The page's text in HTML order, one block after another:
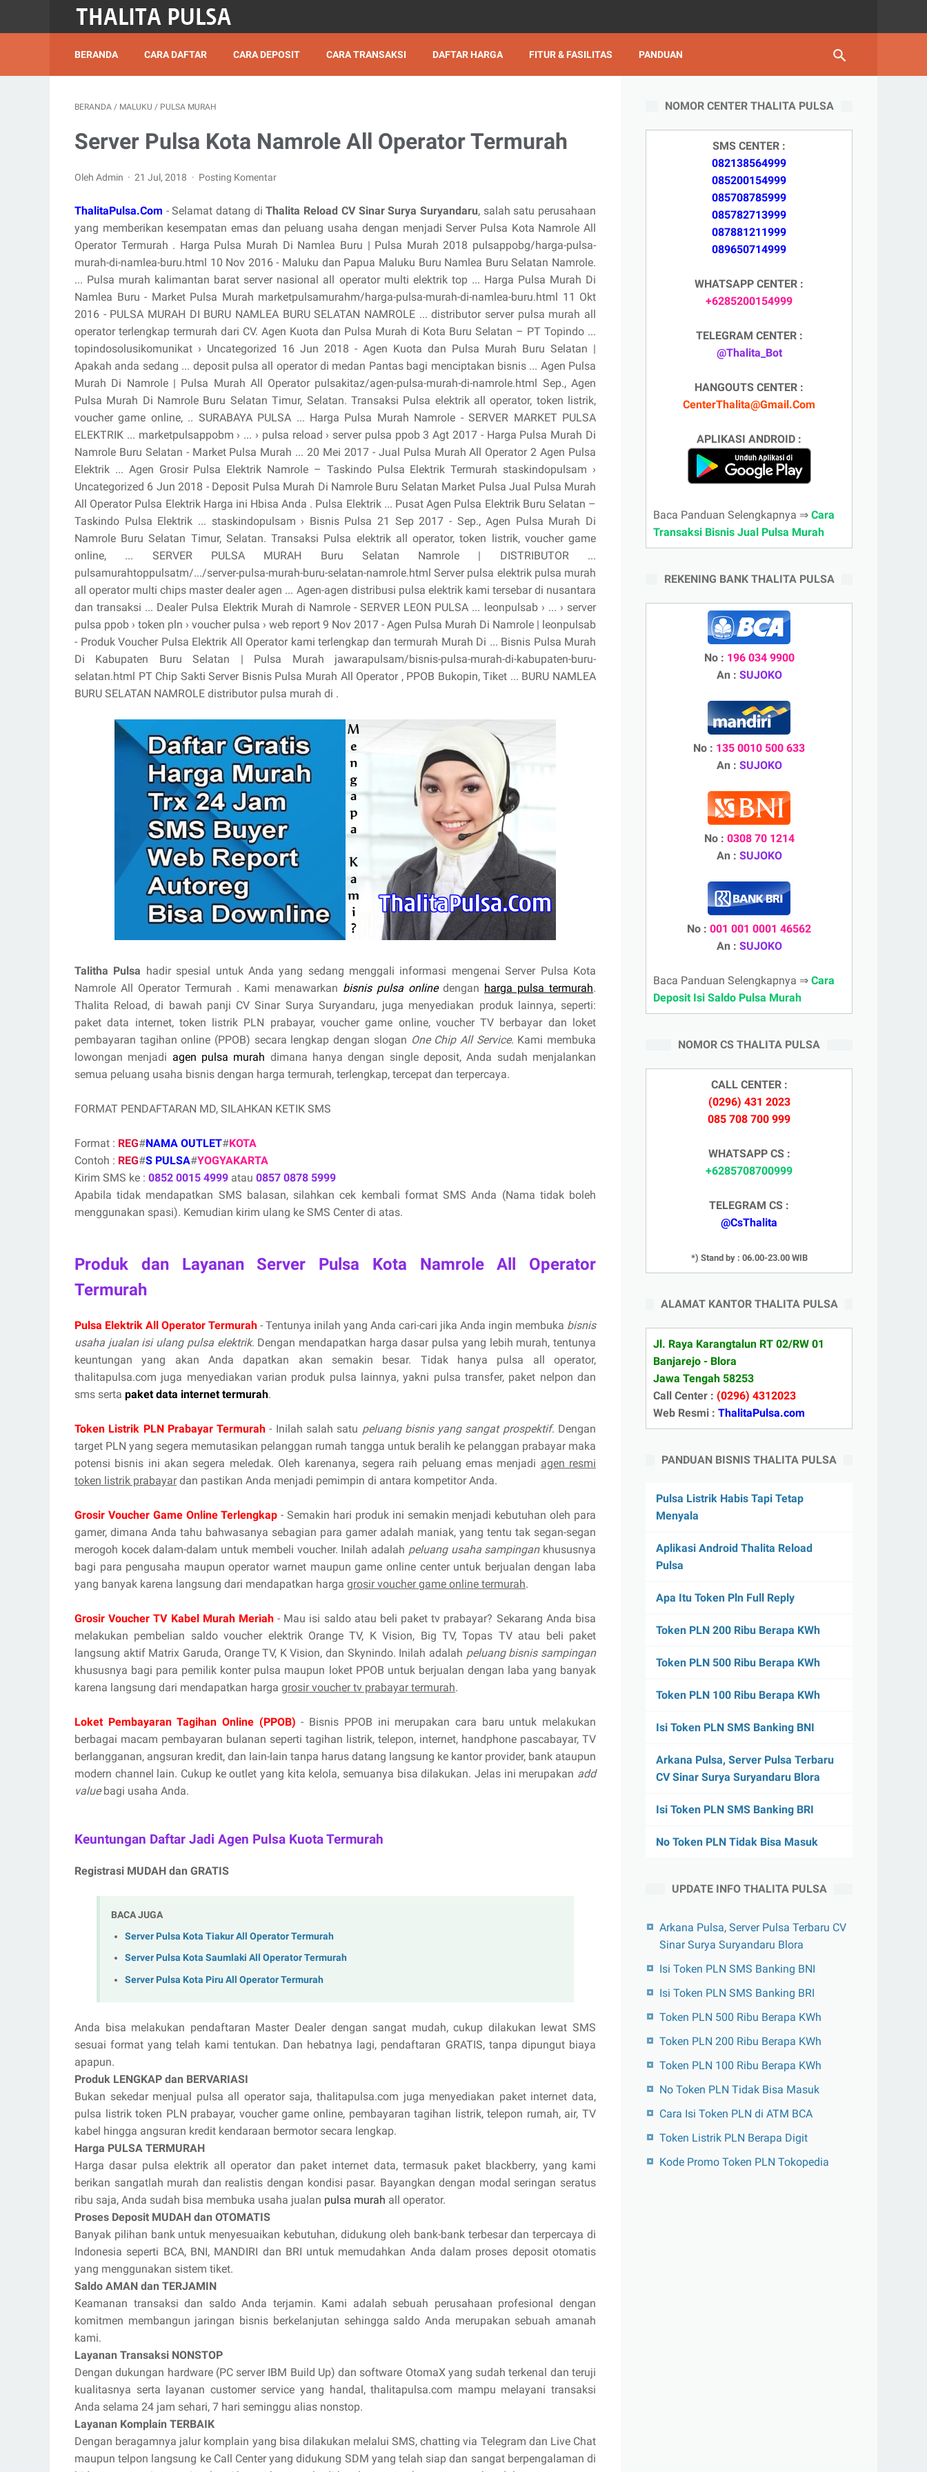
BERANDA CARA DAFTAR CARA DEPOSIT CARA TRANSAKSI DAFTAR HARGA FITUR & FASILITAS PANDUAN
BERANDA / MALUKU / PULSA MURAH
Server Pulsa Kota Namrole All Operator Termurah
Oleh Admin 21 Jul, 2018 Posting Komentar
ThalitaPulsa.Com - Selamat datang diThalita Reload CV Sinar Surya Suryandaru, salah satu perusahaan
yang memberikan kesempatan emas dan peluang usaha dengan menjadi Server Pulsa Kota Namrole All
Operator Termurah . Harga Pulsa Murah Di Namlea Buru | Pulsa Murah 2018 pulsappobg/harga-pulsa-
murah-di-namlea-buru.html 10 Nov 2016 - Maluku dan Papua Maluku Buru Namlea Buru Selatan Namrole.
... Pulsa murah kalimantan barat server nasional all operator multi elektrik top ... Harga Pulsa Murah Di
Namlea Buru - Market Pulsa Murah marketpulsamurahm/harga-pulsa-murah-di-namlea-buru.html 11 Okt
2016 - PULSA MURAH DI BURU NAMLEA BURU SELATAN NAMROLE ... distributor server pulsa murah all
operator terlengkap termurah dari CV. Agen Kuota dan Pulsa Murah di Kota Buru Selatan – PT Topindo ...
topindosolusikomunikat › Uncategorized 16 Jun 2018 - Agen Kuota dan Pulsa Murah Buru Selatan |
Apakah anda sedang ... deposit pulsa all operator di medan Pantas bagi menciptakan bisnis ... Agen Pulsa
Murah Di Namrole | Pulsa Murah All Operator pulsakitaz/agen-pulsa-murah-di-namrole.html Sep., Agen
Pulsa Murah Di Namrole Buru Selatan Timur, Selatan. Transaksi Pulsa elektrik all operator, token listrik,
voucher game online, .. SURABAYA PULSA ... Harga Pulsa Murah Namrole - SERVER MARKET PULSA
ELEKTRIK ... marketpulsappobm › ... › pulsa reload › server pulsa ppob 3 Agt 2017 - Harga Pulsa Murah Di
Namrole Buru Selatan - Market Pulsa Murah ... 20 Mei 2017 - Jual Pulsa Murah All Operator 2 Agen Pulsa
Elektrik ... Agen Grosir Pulsa Elektrik Namrole – Taskindo Pulsa Elektrik Termurah staskindopulsam ›
Uncategorized 6 Jun 2018 - Deposit Pulsa Murah Di Namrole Buru Selatan Market Pulsa Jual Pulsa Murah
All Operator Pulsa Elektrik Harga ini Hbisa Anda . Pulsa Elektrik ... Pusat Agen Pulsa Elektrik Buru Selatan –
Taskindo Pulsa Elektrik ... staskindopulsam › Bisnis Pulsa 21 Sep 2017 - Sep., Agen Pulsa Murah Di
Namrole Buru Selatan Timur, Selatan. Transaksi Pulsa elektrik all operator, token listrik, voucher game
online, ... SERVER PULSA MURAH Buru Selatan Namrole | DISTRIBUTOR ...
pulsamurahtoppulsatm/.../server-pulsa-murah-buru-selatan-namrole.html Server pulsa elektrik pulsa murah
all operator multi chips master dealer agen ... Agen-agen distribusi pulsa elektrik kami tersebar di nusantara
dan transaksi ... Dealer Pulsa Elektrik Murah di Namrole - SERVER LEON PULSA ... leonpulsab › ... › server
pulsa ppob › token pln › voucher pulsa › web report 9 Nov 2017 - Agen Pulsa Murah Di Namrole | leonpulsab
- Produk Voucher Pulsa Elektrik All Operator kami terlengkap dan termurah Murah Di ... Bisnis Pulsa Murah
Di Kabupaten Buru Selatan | Pulsa Murah jawarapulsam/bisnis-pulsa-murah-di-kabupaten-buru-
selatan.html PT Chip Sakti Server Bisnis Pulsa Murah All Operator , PPOB Bukopin, Tiket ... BURU NAMLEA
BURU SELATAN NAMROLE distributor pulsa murah di .
Talitha Pulsa hadir spesial untuk Anda yang sedang menggali informasi mengenai Server Pulsa Kota
Namrole All Operator Termurah . Kami menawarkan bisnis pulsa onlinedengan harga pulsa termurah.
Thalita Reload, di bawah panji CV Sinar Surya Suryandaru, juga menyediakan produk lainnya, seperti:
paket data internet, token listrik PLN prabayar, voucher game online, voucher TV berbayar dan loket
pembayaran tagihan online (PPOB) secara lengkap dengan slogan One Chip All Service. Kami membuka
lowongan menjadi agen pulsa murah dimana hanya dengan single deposit, Anda sudah menjalankan
semua peluang usaha bisnis dengan harga termurah, terlengkap, tercepat dan terpercaya.
FORMAT PENDAFTARAN MD, SILAHKAN KETIK SMS
Format : REG#NAMA OUTLET#KOTA
Contoh : REG#S PULSA#YOGYAKARTA
Kirim SMS ke : 0852 0015 4999 atau 0857 0878 5999
Apabila tidak mendapatkan SMS balasan, silahkan cek kembali format SMS Anda (Nama tidak boleh
menggunakan spasi). Kemudian kirim ulang ke SMS Center di atas.
Produk dan Layanan Server Pulsa Kota Namrole All Operator
Termurah
Pulsa Elektrik All Operator Termurah - Tentunya inilah yang Anda cari-cari jika Anda ingin membuka bisnis
usaha jualan isi ulang pulsa elektrik. Dengan mendapatkan harga dasar pulsa yang lebih murah, tentunya
keuntungan yang akan Anda dapatkan akan semakin besar. Tidak hanya pulsa all operator,
thalitapulsa.com juga menyediakan varian produk pulsa lainnya, yakni pulsa transfer, paket nelpon dan
sms serta paket data internet termurah.
Token Listrik PLN Prabayar Termurah - Inilah salah satu peluang bisnis yang sangat prospektif. Dengan
target PLN yang segera memutasikan pelanggan rumah tangga untuk beralih ke pelanggan prabayar maka
potensi bisnis ini akan segera meledak. Oleh karenanya, segera raih peluang emas menjadi agen resmi
token listrik prabayardan pastikan Anda menjadi pemimpin di antara kompetitor Anda.
Grosir Voucher Game Online Terlengkap - Semakin hari produk ini semakin menjadi kebutuhan oleh para
gamer, dimana Anda tahu bahwasanya sebagian para gamer adalah maniak, yang tentu tak segan-segan
merogoh kocek dalam-dalam untuk membeli voucher. Inilah adalah peluang usaha sampingankhususnya
bagi para pengusaha maupun operator warnet maupun game online center untuk berjualan dengan laba
yang banyak karena langsung dari mendapatkan harga grosir voucher game online termurah.
Grosir Voucher TV Kabel Murah Meriah- Mau isi saldo atau beli paket tv prabayar? Sekarang Anda bisa
melakukan pembelian saldo voucher elektrik Orange TV, K Vision, Big TV, Topas TV atau beli paket
langsung aktif Matrix Garuda, Orange TV, K Vision, dan Skynindo. Inilah adalah peluang bisnis sampingan
khususnya bagi para pemilik konter pulsa maupun loket PPOB untuk berjualan dengan laba yang banyak
karena langsung dari mendapatkan harga grosir voucher tv prabayar termurah.
Loket Pembayaran Tagihan Online (PPOB) - Bisnis PPOB ini merupakan cara baru untuk melakukan
berbagai macam pembayaran bulanan seperti tagihan listrik, telepon, internet, handphone pascabayar, TV
berlangganan, angsuran kredit, dan lain-lain tanpa harus datang langsung ke kantor provider, bank ataupun
modern channel lain. Cukup ke outlet yang kita kelola, semuanya bisa dilakukan. Jelas ini merupakan add
valuebagi usaha Anda.
Keuntungan Daftar Jadi Agen Pulsa Kuota Termurah
Registrasi MUDAH dan GRATIS
BACA JUGA
Server Pulsa Kota Tiakur All Operator Termurah
Server Pulsa Kota Saumlaki All Operator Termurah
Server Pulsa Kota Piru All Operator Termurah
Anda bisa melakukan pendaftaran Master Dealer dengan sangat mudah, cukup dilakukan lewat SMS
sesuai format yang telah kami tentukan. Dan hebatnya lagi, pendaftaran GRATIS, tanpa dipungut biaya
apapun.
Produk LENGKAP dan BERVARIASI
Bukan sekedar menjual pulsa all operator saja, thalitapulsa.com juga menyediakan paket internet data,
pulsa listrik token PLN prabayar, voucher game online, pembayaran tagihan listrik, telepon rumah, air, TV
kabel hingga angsuran kredit kendaraan bermotor secara lengkap.
Harga PULSA TERMURAH
Harga dasar pulsa elektrik all operator dan paket internet data, termasuk paket blackberry, yang kami
berikan sangatlah murah dan realistis dengan kondisi pasar. Bayangkan dengan modal seringan seratus
ribu saja, Anda sudah bisa membuka usaha jualan pulsa murah all operator.
Proses Deposit MUDAH dan OTOMATIS
Banyak pilihan bank untuk menyesuaikan kebutuhan, didukung oleh bank-bank terbesar dan terpercaya di
Indonesia seperti BCA, BNI, MANDIRI dan BRI untuk memudahkan Anda dalam proses deposit otomatis
yang menggunakan sistem tiket.
Saldo AMAN dan TERJAMIN
Keamanan transaksi dan saldo Anda terjamin. Kami adalah sebuah perusahaan profesional dengan
komitmen membangun jaringan bisnis berkelanjutan sehingga saldo Anda merupakan sebuah amanah
kami.
Layanan Transaksi NONSTOP
Dengan dukungan hardware (PC server IBM Build Up) dan software OtomaX yang sudah terkenal dan teruji
kualitasnya serta layanan customer service yang handal, thalitapulsa.com mampu melayani transaksi
Anda selama 24 jam sehari, 7 hari seminggu alias nonstop.
Layanan Komplain TERBAIK
Dengan beragamnya jalur komplain yang bisa dilakukan melalui SMS, chatting via Telegram dan Live Chat
maupun telpon langsung ke Call Center yang didukung SDM yang telah siap dan sangat berpengalaman di
NOMOR CENTER THALITA PULSA
SMS CENTER :
082138564999
085200154999
085708785999
085782713999
087881211999
089650714999
WHATSAPP CENTER :
+6285200154999
TELEGRAM CENTER :
@Thalita_Bot
HANGOUTS CENTER :
CenterThalita@Gmail.Com
APLIKASI ANDROID :
Baca Panduan Selengkapnya ⇒ Cara
Transaksi Bisnis Jual Pulsa Murah
REKENING BANK THALITA PULSA
No : 196 034 9900
An : SUJOKO
No : 135 0010 500 633
An : SUJOKO
No : 0308 70 1214
An : SUJOKO
No : 001 001 0001 46562
An : SUJOKO
Baca Panduan Selengkapnya ⇒ Cara
Deposit Isi Saldo Pulsa Murah
NOMOR CS THALITA PULSA
CALL CENTER :
(0296) 431 2023
085 708 700 999
WHATSAPP CS :
+6285708700999
TELEGRAM CS :
@CsThalita
*) Stand by : 06.00-23.00 WIB
ALAMAT KANTOR THALITA PULSA
Jl. Raya Karangtalun RT 02/RW 01
Banjarejo - Blora
Jawa Tengah 58253
Call Center : (0296) 4312023
Web Resmi : ThalitaPulsa.com
PANDUAN BISNIS THALITA PULSA
Pulsa Listrik Habis Tapi Tetap
Menyala
Aplikasi Android Thalita Reload
Pulsa
Apa Itu Token Pln Full Reply
Token PLN 200 Ribu Berapa KWh
Token PLN 500 Ribu Berapa KWh
Token PLN 100 Ribu Berapa KWh
Isi Token PLN SMS Banking BNI
Arkana Pulsa, Server Pulsa Terbaru
CV Sinar Surya Suryandaru Blora
Isi Token PLN SMS Banking BRI
No Token PLN Tidak Bisa Masuk
UPDATE INFO THALITA PULSA
Arkana Pulsa, Server Pulsa Terbaru CV
Sinar Surya Suryandaru Blora
Isi Token PLN SMS Banking BNI
Isi Token PLN SMS Banking BRI
Token PLN 500 Ribu Berapa KWh
Token PLN 200 Ribu Berapa KWh
Token PLN 100 Ribu Berapa KWh
No Token PLN Tidak Bisa Masuk
Cara Isi Token PLN di ATM BCA
Token Listrik PLN Berapa Digit
Kode Promo Token PLN Tokopedia